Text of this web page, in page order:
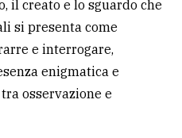
il creato e lo sguardo che
si presenta come
e interrogare,
enigmatica e
osservazione e